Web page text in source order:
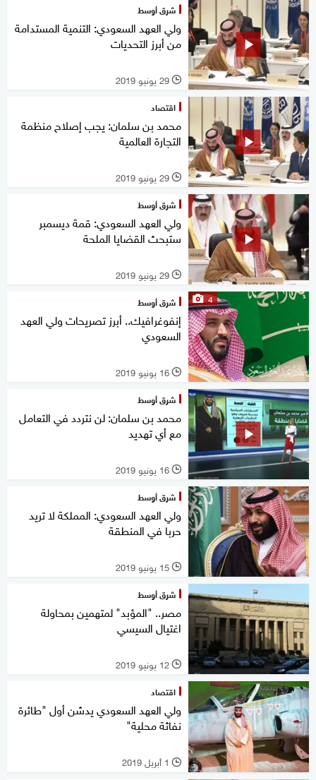
شرق أوسط
ولي العهد السعودي: التنمية المستدامة
من أبرز التحديات
l 29 يونيو 2019
اقتصاد
محمد بن سلمان: يجب إصلاح منظمة
التجارة العالمية
l 29 يونيو 2019
شرق أوسط
ولي العهد السعودي: قمة ديسمبر
ستبحث القضايا الملحة
l 29 يونيو 2019
4 شرق أوسط
إنفوغرافيك.. أبرز تصريحات ولي العهد
السعودي
l 16 يونيو 2019
شرق أوسط
محمد بن سلمان: لن نتردد في التعامل
مع أي تهديد
l 16 يونيو 2019
شرق أوسط
ولي العهد السعودي: المملكة لا تريد
حربا في المنطقة
l 15 يونيو 2019
شرق أوسط
مصر.. "المؤبد" لمتهمين بمحاولة
اغتيال السيسي
l 12 يونيو 2019
اقتصاد
ولي العهد السعودي يدشن أول "طائرة
نفاثة محلية"
l 1 أبريل 2019